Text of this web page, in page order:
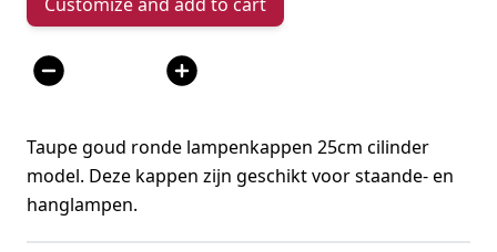
Aantal
Taupe goud ronde lampenkappen 25cm cilinder
model. Deze kappen zijn geschikt voor staande- en
hanglampen.